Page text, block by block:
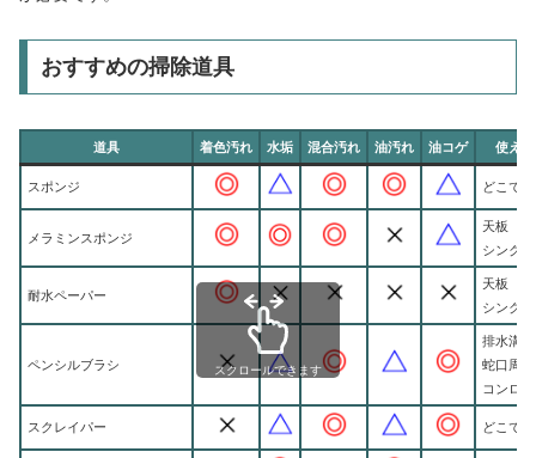
おすすめの掃除道具
道具 着色汚れ 水垢 混合汚れ 油汚れ 油コゲ 使え
スポンジ どこで
メラミンスポンジ
天板
シンク
耐水ペーパー
天板
シンク
ペンシルブラシ
排水溝
蛇口周り
コンロ
スクレイパー どこで
スクロールできます